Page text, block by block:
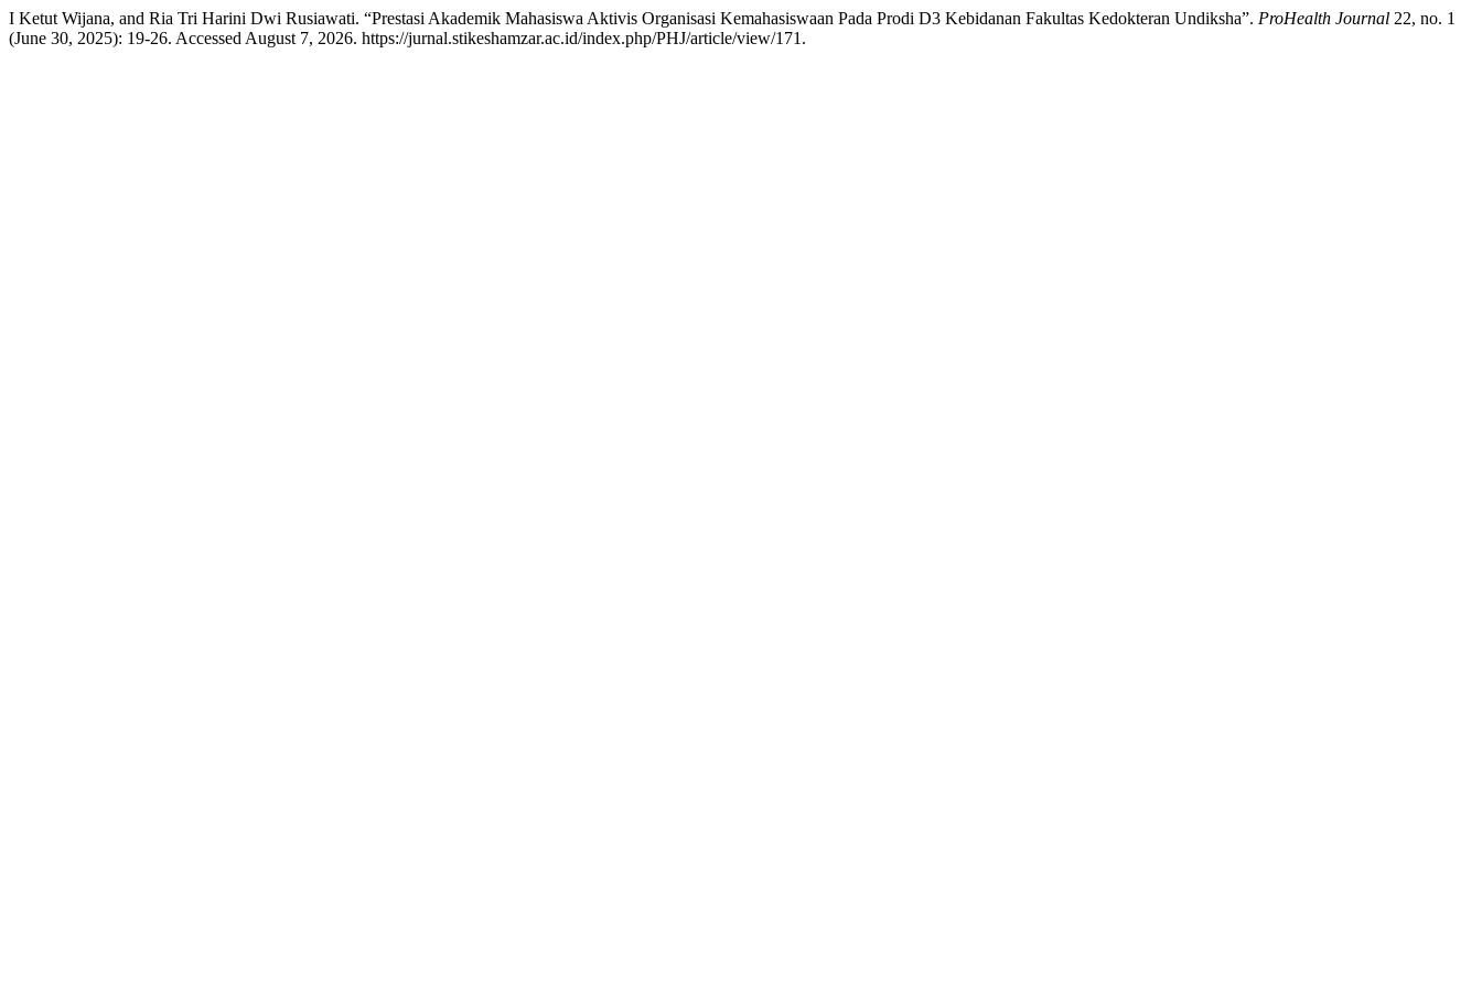
I Ketut Wijana, and Ria Tri Harini Dwi Rusiawati. “Prestasi Akademik Mahasiswa Aktivis Organisasi Kemahasiswaan Pada Prodi D3 Kebidanan Fakultas Kedokteran Undiksha”. ProHealth Journal 22, no. 1
(June 30, 2025): 19-26. Accessed August 7, 2026. https://jurnal.stikeshamzar.ac.id/index.php/PHJ/article/view/171.